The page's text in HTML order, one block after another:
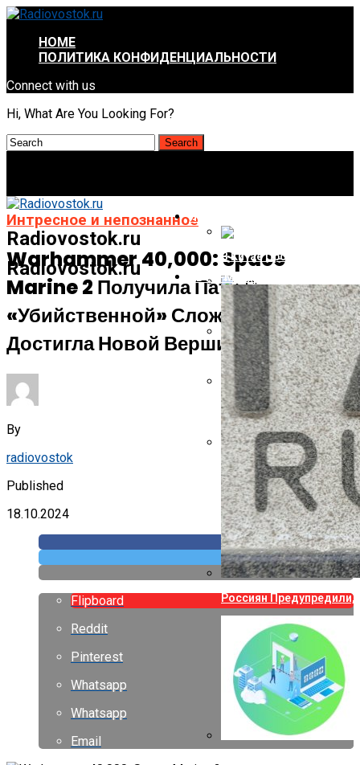
HOME
ПОЛИТИКА КОНФИДЕНЦИАЛЬНОСТИ
Connect with us
Hi, What Are You Looking For?
Radiovostok.ru
Radiovostok.ru
ИНТРЕСНОЕ И НЕПОЗНАННОЕ
В Китае Пройдёт
Energizer Выходит На
AMD Отложила Запуск
Указ Трампа Отводит
Canon Выпустила
Собственных
АВТО-МОТО
Россиян
Интресное и непознанное
Warhammer 40,000: Space
Marine 2 Получила Патч С
«убийственной» Сложностью И
Достигла Новой Вершины Продаж
By
radiovostok
Published
18.10.2024
Flipboard
Reddit
Pinterest
Whatsapp
Whatsapp
Email